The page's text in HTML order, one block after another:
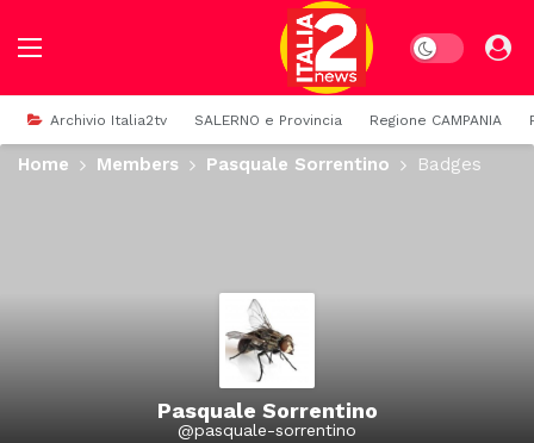
Dark mode
Archivio Italia2tv SALERNO e Provincia Regione CAMPANIA
Home Members Pasquale Sorrentino Badges
Pasquale Sorrentino
@pasquale-sorrentino